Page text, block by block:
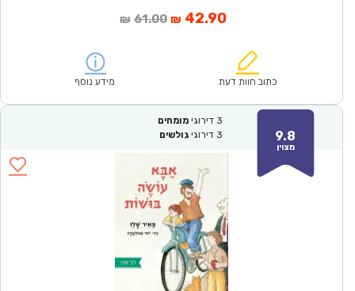
₪ 61.00המחיר
₪61.00.
₪ 42.90המחיר
הוא:
כתוב חוות דעת מידע נוסף
9.8
מצוין
3 דירוגי מומחים
3 דירוגי גולשים